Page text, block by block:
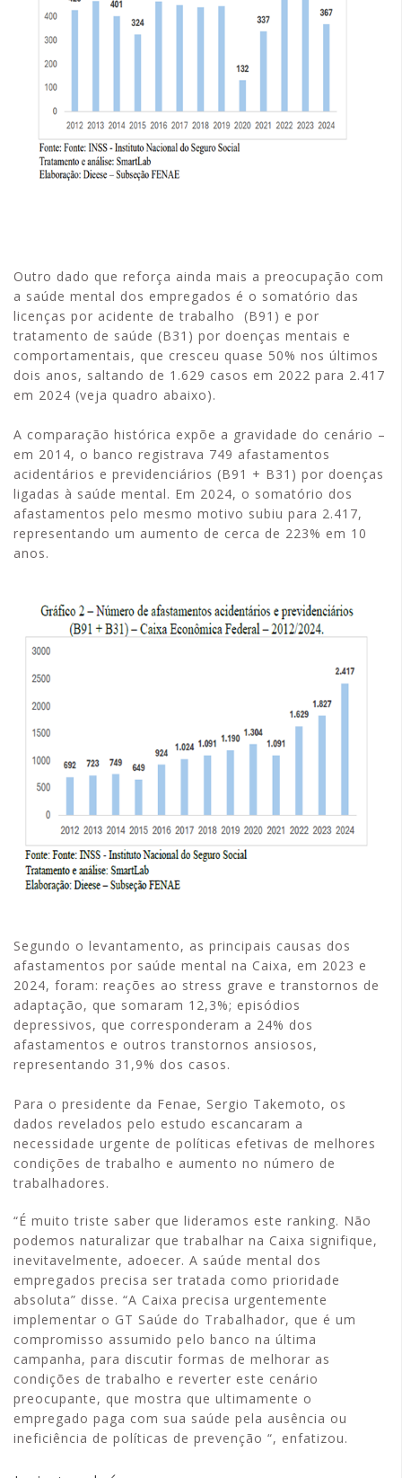
Outro dado que reforça ainda mais a preocupação com
a saúde mental dos empregados é o somatório das
licenças por acidente de trabalho (B91) e por
tratamento de saúde (B31) por doenças mentais e
comportamentais, que cresceu quase 50% nos últimos
dois anos, saltando de 1.629 casos em 2022 para 2.417
em 2024 (veja quadro abaixo).
A comparação histórica expõe a gravidade do cenário –
em 2014, o banco registrava 749 afastamentos
acidentários e previdenciários (B91 + B31) por doenças
ligadas à saúde mental. Em 2024, o somatório dos
afastamentos pelo mesmo motivo subiu para 2.417,
representando um aumento de cerca de 223% em 10
anos.
Segundo o levantamento, as principais causas dos
afastamentos por saúde mental na Caixa, em 2023 e
2024, foram: reações ao stress grave e transtornos de
adaptação, que somaram 12,3%; episódios
depressivos, que corresponderam a 24% dos
afastamentos e outros transtornos ansiosos,
representando 31,9% dos casos.
Para o presidente da Fenae, Sergio Takemoto, os
dados revelados pelo estudo escancaram a
necessidade urgente de políticas efetivas de melhores
condições de trabalho e aumento no número de
trabalhadores.
“É muito triste saber que lideramos este ranking. Não
podemos naturalizar que trabalhar na Caixa signifique,
inevitavelmente, adoecer. A saúde mental dos
empregados precisa ser tratada como prioridade
absoluta” disse. “A Caixa precisa urgentemente
implementar o GT Saúde do Trabalhador, que é um
compromisso assumido pelo banco na última
campanha, para discutir formas de melhorar as
condições de trabalho e reverter este cenário
preocupante, que mostra que ultimamente o
empregado paga com sua saúde pela ausência ou
ineficiência de políticas de prevenção “, enfatizou.